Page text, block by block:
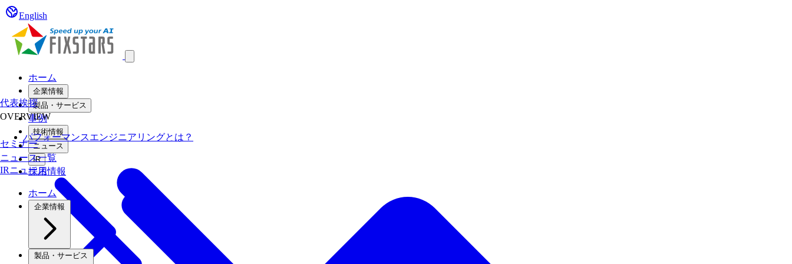
English
ホーム
企業情報
製品・サービス
事例
技術情報
セミナーニュース
ニュース一覧
IR
採用情報
ホーム
企業情報
製品・サービス
代表挨拶
OVERVIEW
パフォーマンスエンジニアリングとは？
IRニュース